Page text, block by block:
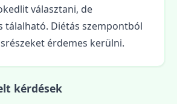
választani, de
tálalható. Diétás szempontból
érdemes kerülni.
kérdések